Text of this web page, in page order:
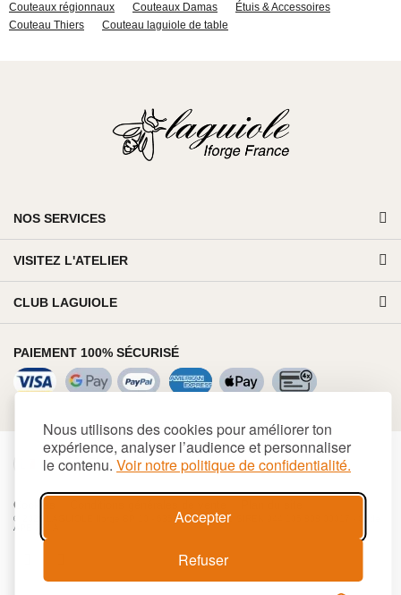
Nous utilisons des cookies pour améliorer ton
expérience, analyser l’audience et personnaliser
le contenu. Voir notre politique de confidentialité.
Accepter
Refuser
Couteaux régionnaux
Couteaux Damas
Étuis & Accessoires
Couteau Thiers
Couteau laguiole de table
NOS SERVICES
VISITEZ L'ATELIER
CLUB LAGUIOLE
PAIEMENT 100% SÉCURISÉ
€ EUR
Cookies
© 2026 LAGUIOLE Iforge BP 10 - 63550 PALLADUC SIREN 944 105 808 00017 - Code
APE 284 A